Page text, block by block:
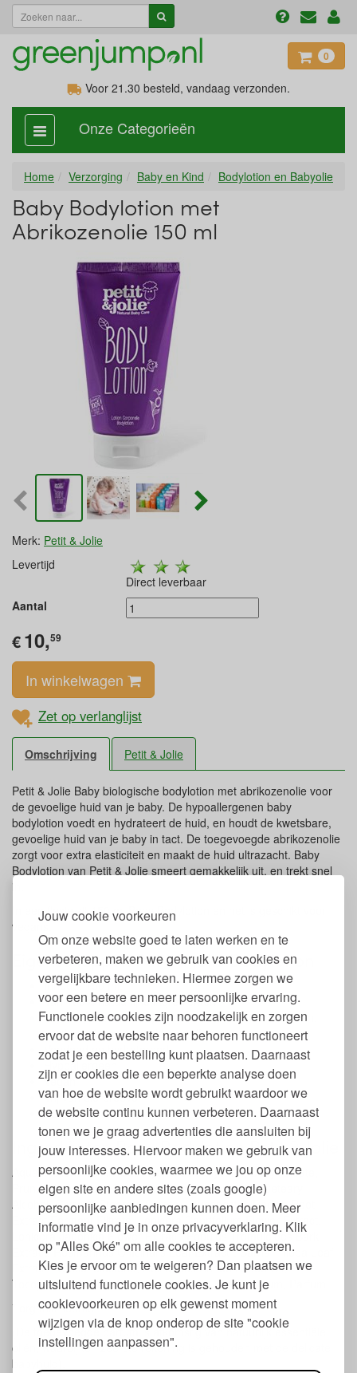
Jouw cookie voorkeuren
Om onze website goed te laten werken en te
verbeteren, maken we gebruik van cookies en
vergelijkbare technieken. Hiermee zorgen we
voor een betere en meer persoonlijke ervaring.
Functionele cookies zijn noodzakelijk en zorgen
ervoor dat de website naar behoren functioneert
zodat je een bestelling kunt plaatsen. Daarnaast
zijn er cookies die een beperkte analyse doen
van hoe de website wordt gebruikt waardoor we
de website continu kunnen verbeteren. Daarnaast
tonen we je graag advertenties die aansluiten bij
jouw interesses. Hiervoor maken we gebruik van
persoonlijke cookies, waarmee we jou op onze
eigen site en andere sites (zoals google)
persoonlijke aanbiedingen kunnen doen. Meer
informatie vind je in onze privacyverklaring. Klik
op "Alles Oké" om alle cookies te accepteren.
Kies je ervoor om te weigeren? Dan plaatsen we
uitsluitend functionele cookies. Je kunt je
cookievoorkeuren op elk gewenst moment
wijzigen via de knop onderop de site "cookie
instellingen aanpassen".
0
Voor 21.30 besteld, vandaag verzonden.
categorie
aan,
Onze Categorieën
Home Verzorging Baby en Kind Bodylotion en Babyolie
Baby Bodylotion met
Abrikozenolie 150 ml
Merk: Petit & Jolie
Levertijd
Direct leverbaar
Aantal
€10,59
In winkelwagen
Zet op verlanglijst
Omschrijving Petit & Jolie
Petit & Jolie Baby biologische bodylotion met abrikozenolie voor
de gevoelige huid van je baby. De hypoallergenen baby
bodylotion voedt en hydrateert de huid, en houdt de kwetsbare,
gevoelige huid van je baby in tact. De toegevoegde abrikozenolie
zorgt voor extra elasticiteit en maakt de huid ultrazacht. Baby
Bodylotion van Petit & Jolie smeert gemakkelijk uit, en trekt snel
in.
In een flesje zit 150 ml Baby Bodylotion en het is geschikt voor
vegans.
Eigenschappen Petit & Jolie Bodylotion
Inhoud: 150 ml.
Van 100% natuurlijke ingrediënten
Vrij van parabenen, synthetische conserveermiddelen,
synthetische geur- en kleurstoffen
Voedend en hydraterend
Hypoallergeen
Vegan
Vrij van dierproeven
BDIH gecertificeerd
Ingrediënten Baby Bodylotion Petit & Jolie
Aqua, Helianthus Annuus Hybrid Oil*, Glycerin, Decyl Oleate,
Prunus Armeniaca Kernel Oil, Glyceryl Caprylate, Cetearyl
Alcohol, Glyceryl Stearate Citrate, Leuconostoc/Radish Root
Extract Ferment Filtrate, Lonicera Caprifolium Flower Extract,
Lonicera Japonica Flower Extract, Populus Tremuloides Bark
Extract, Rosmarinus Officinalis Leaf Extract*, Salvia Triloba Leaf
Extract*, Gluconolactone, Helianthus Annuus Seed Oil,
Tocopherol, Sodium Phytate, Oryzanol, Xanthan Gum, Parfum.
* organic source
(De toegevoegde parfum is afkomstig van natuurlijk essentiële
oliën, waarbij ten zeerste rekening is gehouden met de delicate
babyhuid).